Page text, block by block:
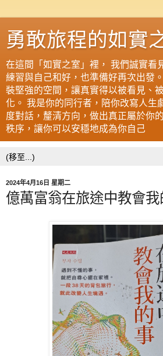
勇敢旅程的如實
在這間「如實之室」裡， 我們誠實看
練習與自己和好，也準備好再次出發
裝堅強的空間，讓真實得以被看見、
化。 我是你的同行者，陪你改寫人生
度對話，釐清方向，做出真正屬於你
秩序，讓你可以安穩地成為你自己
2024年4月16日 星期二
億萬富翁在旅途中教會我